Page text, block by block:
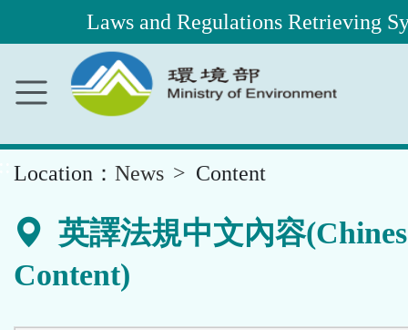
Laws and Regulations Retrieving
Location： News Content
英譯法規中文內容
Content)